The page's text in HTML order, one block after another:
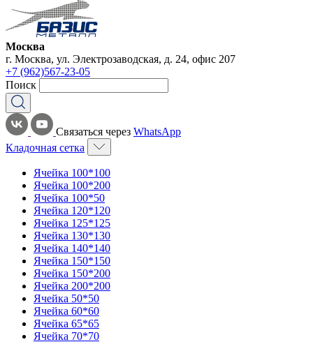
Москва
г. Москва, ул. Электрозаводская, д. 24, офис 207
+7 (962)567-23-05
Поиск
Связаться через WhatsApp
Кладочная сетка
Ячейка 100*100
Ячейка 100*200
Ячейка 100*50
Ячейка 120*120
Ячейка 125*125
Ячейка 130*130
Ячейка 140*140
Ячейка 150*150
Ячейка 150*200
Ячейка 200*200
Ячейка 50*50
Ячейка 60*60
Ячейка 65*65
Ячейка 70*70